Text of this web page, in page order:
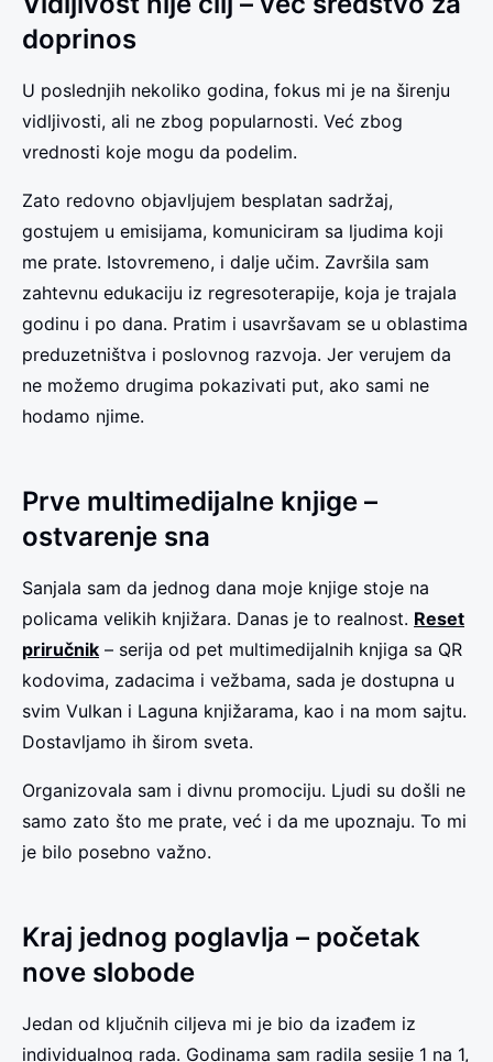
doprinos
U poslednjih nekoliko godina, fokus mi je na širenju
vidljivosti, ali ne zbog popularnosti. Već zbog
vrednosti koje mogu da podelim.
Zato redovno objavljujem besplatan sadržaj,
gostujem u emisijama, komuniciram sa ljudima koji
me prate. Istovremeno, i dalje učim. Završila sam
zahtevnu edukaciju iz regresoterapije, koja je trajala
godinu i po dana. Pratim i usavršavam se u oblastima
preduzetništva i poslovnog razvoja. Jer verujem da
ne možemo drugima pokazivati put, ako sami ne
hodamo njime.
Prve multimedijalne knjige –
ostvarenje sna
Sanjala sam da jednog dana moje knjige stoje na
policama velikih knjižara. Danas je to realnost. Reset
priručnik – serija od pet multimedijalnih knjiga sa QR
kodovima, zadacima i vežbama, sada je dostupna u
svim Vulkan i Laguna knjižarama, kao i na mom sajtu.
Dostavljamo ih širom sveta.
Organizovala sam i divnu promociju. Ljudi su došli ne
samo zato što me prate, već i da me upoznaju. To mi
je bilo posebno važno.
Kraj jednog poglavlja – početak
nove slobode
Jedan od ključnih ciljeva mi je bio da izađem iz
individualnog rada. Godinama sam radila sesije 1 na 1,